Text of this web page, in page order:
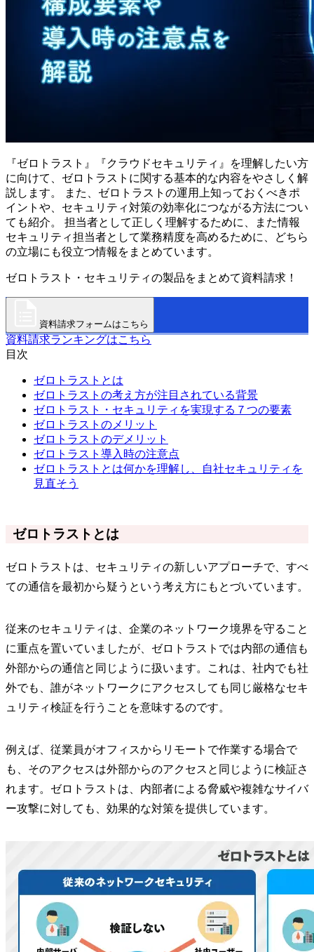
『ゼロトラスト』『クラウドセキュリティ』を理解したい方
に向けて、ゼロトラストに関する基本的な内容をやさしく解
説します。 また、ゼロトラストの運用上知っておくべきポ
イントや、セキュリティ対策の効率化につながる方法につい
ても紹介。 担当者として正しく理解するために、また情報
セキュリティ担当者として業務精度を高めるために、どちら
の立場にも役立つ情報をまとめています。
ゼロトラスト・セキュリティの製品をまとめて資料請求！
資料請求フォームはこちら
資料請求ランキングはこちら
目次
ゼロトラストとは
ゼロトラストの考え方が注目されている背景
ゼロトラスト・セキュリティを実現する７つの要素
ゼロトラストのメリット
ゼロトラストのデメリット
ゼロトラスト導入時の注意点
ゼロトラストとは何かを理解し、自社セキュリティを
見直そう
ゼロトラストとは
ゼロトラストは、セキュリティの新しいアプローチで、すべ
ての通信を最初から疑うという考え方にもとづいています。
従来のセキュリティは、企業のネットワーク境界を守ること
に重点を置いていましたが、ゼロトラストでは内部の通信も
外部からの通信と同じように扱います。これは、社内でも社
外でも、誰がネットワークにアクセスしても同じ厳格なセキ
ュリティ検証を行うことを意味するのです。
例えば、従業員がオフィスからリモートで作業する場合で
も、そのアクセスは外部からのアクセスと同じように検証さ
れます。ゼロトラストは、内部者による脅威や複雑なサイバ
ー攻撃に対しても、効果的な対策を提供しています。